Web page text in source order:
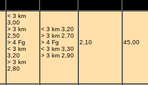
< 3 km
3,00
> 3 km
2,50
> 4 Fg
< 3 km
3,20
> 3 km
2,80
< 3 km 3,20
> 3 km 2,70
> 4 Fg
< 3 km 3,30
> 3 km 2,90
2,10 45,00